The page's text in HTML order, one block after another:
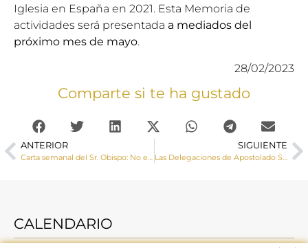
Iglesia en España en 2021. Esta Memoria de
actividades será presentada a mediados del
próximo mes de mayo.
28/02/2023
Comparte si te ha gustado
ANTERIOR
Carta semanal del Sr. Obispo: No estamos solos en el mundo; por eso es importante reflexionar sobre el modo en que estamos en él
SIGUIENTE
Las Delegaciones de Apostolado Seglar y Catequesis nos invitan y nos animan a participar en los Ejercicios Espirituales que se celebrarán en Cañizares del 24 al 26 de marzo
CALENDARIO